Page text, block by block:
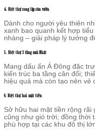
4. Biệt thự song lập sân vườn
Dành cho người yêu thiên
xanh bao quanh kết hợp
nhàng – giải pháp lý tưởng
5. Biệt thự 3 tầng mái Nhật
Mang dấu ấn Á Đông đặc
kiến trúc ba tầng cân đối;
hiệu quả mà còn tạo nên vẻ
6. Biệt thự hai mặt tiền
Sở hữu hai mặt tiền rộng rãi
cũng như gió trời; đồng thời
phù hợp tại các khu đô thị